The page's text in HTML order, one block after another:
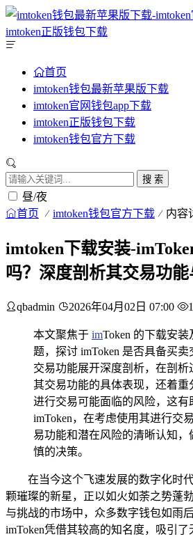
首页
imtoken钱包最新苹果版下载
imtoken官网钱包app下载
imtoken正版钱包下载
imtoken钱包官方下载
搜 索
昼/夜
首页 imtoken钱包官方下载 内容
imtoken下载安装-
吗？深度剖析其交易功
qbadmin 2026年04月02日 07:00
本文聚焦于 imToken 的下载安
题，探讨 imToken 是否具备买
交易功能展开深度剖析，在剖析
其交易功能的具体表现，还着重
进行交易可能面临的风险，这有
imToken，在考虑使用其进行交
易功能和潜在风险的清晰认知，
慎的决策。
在当今这个飞速发展的数字化时
颗璀璨的新星，正以如火如荼之势蓬
与挑战的市场中，众多数字钱包如雨
imToken凭借其较高的知名度，吸引